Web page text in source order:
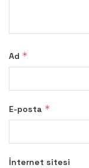
Ad *
E-posta *
İnternet sitesi